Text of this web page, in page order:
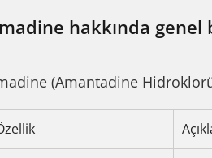
hakkında genel
(Amantadine